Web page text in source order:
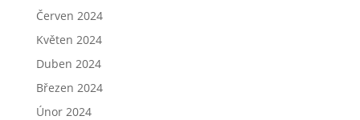
Červen 2024
Květen 2024
Duben 2024
Březen 2024
Únor 2024